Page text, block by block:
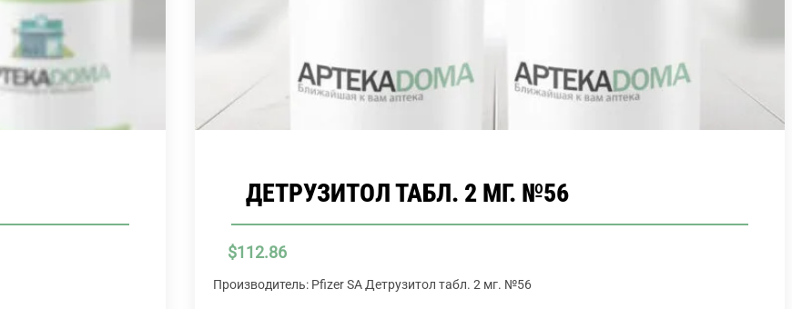
ДЕТРУЗИТОЛ ТАБЛ. 2 МГ. №56
$112.86
Производитель: Pfizer SA Детрузитол табл. 2 мг. №56